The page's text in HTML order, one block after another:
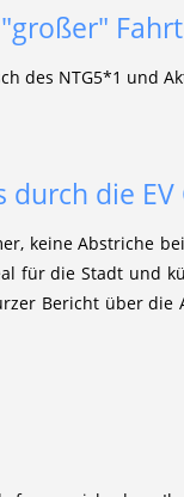
Fahrt
des NTG5*1 und
die
keine Abstriche
für die Stadt und
Bericht über die